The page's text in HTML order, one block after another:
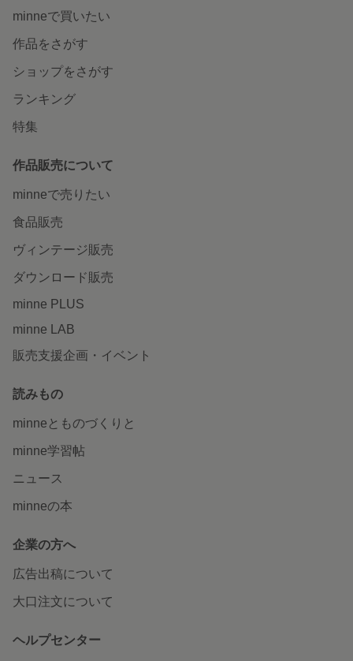
minneで買いたい
作品をさがす
ショップをさがす
ランキング
特集
作品販売について
minneで売りたい
食品販売
ヴィンテージ販売
ダウンロード販売
minne PLUS
minne LAB
販売支援企画・イベント
読みもの
minneとものづくりと
minne学習帖
ニュース
minneの本
企業の方へ
広告出稿について
大口注文について
ヘルプセンター